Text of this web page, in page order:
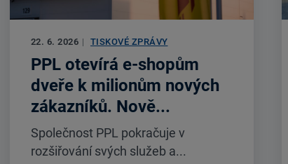
22. 6. 2026 | TISKOVÉ ZPRÁVY
PPL otevírá e-shopům
dveře k milionům nových
zákazníků. Nově...
Společnost PPL pokračuje v
rozšiřování svých služeb a...